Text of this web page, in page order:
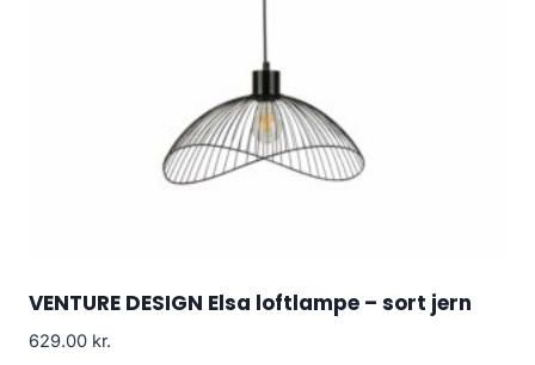
VENTURE DESIGN Elsa loftlampe – sort jern
629.00 kr.